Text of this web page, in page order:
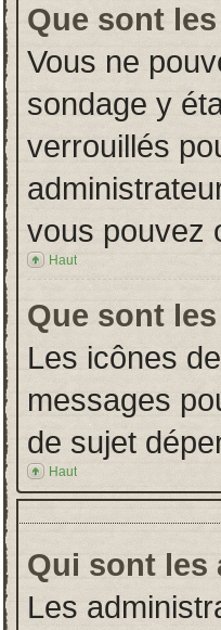
Que sont
Vous ne
sondage y
verrouillés
vous pouvez
Haut
Que sont
Les icônes
messages
de sujet
Haut
Qui sont les
Les